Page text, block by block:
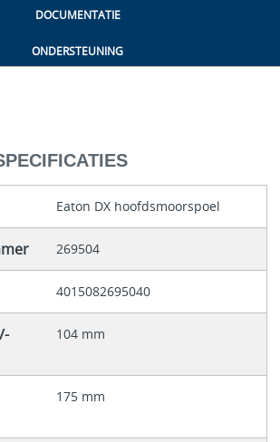
DOCUMENTATIE
ONDERSTEUNING
Eaton DX hoofdsmoorspoel
269504
4015082695040
104 mm
175 mm